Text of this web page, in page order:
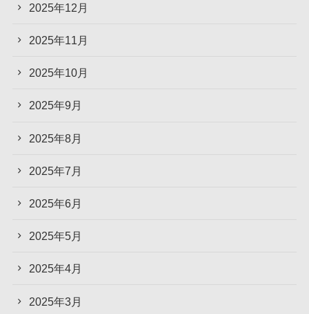
2025年12月
2025年11月
2025年10月
2025年9月
2025年8月
2025年7月
2025年6月
2025年5月
2025年4月
2025年3月